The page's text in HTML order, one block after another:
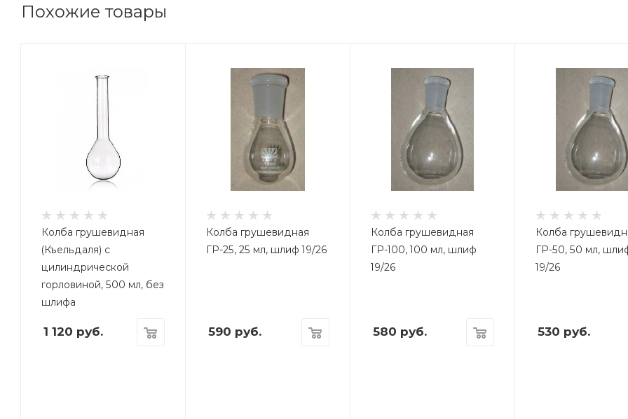
Похожие товары
Колба грушевидная
(Къельдаля) с
цилиндрической
горловиной, 500 мл, без
шлифа
1 120 руб.
Колба грушевидная
ГР-25, 25 мл, шлиф 19/26
590 руб.
Колба грушевидная
ГР-100, 100 мл, шлиф
19/26
580 руб.
Колба
ГР-50, 50 мл,
19/26
530 руб.